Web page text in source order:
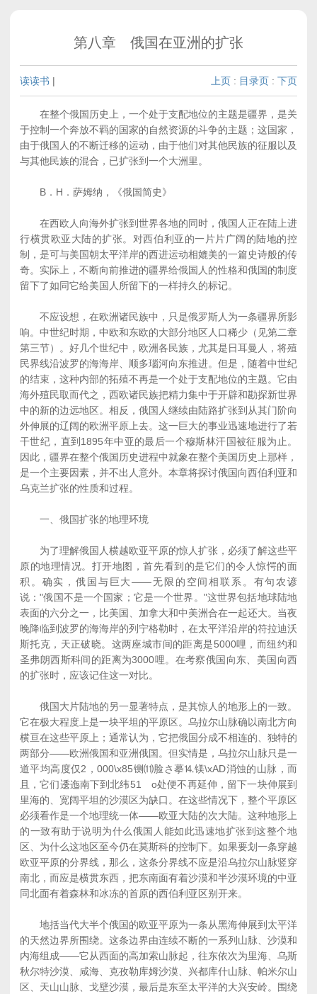
第八章 俄国在亚洲的扩张
读读书 | 上页 : 目录页 : 下页
在整个俄国历史上，一个处于支配地位的主题是疆界，是关
于控制一个奔放不羁的国家的自然资源的斗争的主题；这国家，
由于俄国人的不断迁移的运动，由于他们对其他民族的征服以及
与其他民族的混合，已扩张到一个大洲里。
B．H．萨姆纳，《俄国简史》
在西欧人向海外扩张到世界各地的同时，俄国人正在陆上进
行横贯欧亚大陆的扩张。对西伯利亚的一片片广阔的陆地的控
制，是可与美国朝太平洋岸的西进运动相媲美的一篇史诗般的传
奇。实际上，不断向前推进的疆界给俄国人的性格和俄国的制度
留下了如同它给美国人所留下的一样持久的标记。
不应设想，在欧洲诸民族中，只是俄罗斯人为一条疆界所影
响。中世纪时期，中欧和东欧的大部分地区人口稀少（见第二章
第三节）。好几个世纪中，欧洲各民族，尤其是日耳曼人，将殖
民界线沿波罗的海海岸、顺多瑙河向东推进。但是，随着中世纪
的结束，这种内部的拓殖不再是一个处于支配地位的主题。它由
海外殖民取而代之，西欧诸民族把精力集中于开辟和勘探新世界
中的新的边远地区。相反，俄国人继续由陆路扩张到从其门阶向
外伸展的辽阔的欧洲平原上去。这一巨大的事业迅速地进行了若
干世纪，直到1895年中亚的最后一个穆斯林汗国被征服为止。
因此，疆界在整个俄国历史进程中就象在整个美国历史上那样，
是一个主要因素，并不出人意外。本章将探讨俄国向西伯利亚和
乌克兰扩张的性质和过程。
一、俄国扩张的地理环境
为了理解俄国人横越欧亚平原的惊人扩张，必须了解这些平
原的地理情况。打开地图，首先看到的是它们的令人惊愕的面
积。确实，俄国与巨大――无限的空间相联系。有句农谚
说："俄国不是一个国家；它是一个世界。"这世界包括地球陆地
表面的六分之一，比美国、加拿大和中美洲合在一起还大。当夜
晚降临到波罗的海海岸的列宁格勒时，在太平洋沿岸的符拉迪沃
斯托克，天正破晓。这两座城市间的距离是5000哩，而纽约和
圣弗朗西斯科间的距离为3000哩。在考察俄国向东、美国向西
的扩张时，应该记住这一对比。
俄国大片陆地的另一显著特点，是其惊人的地形上的一致。
它在极大程度上是一块平坦的平原区。乌拉尔山脉确以南北方向
横亘在这些平原上；通常认为，它把俄国分成不相连的、独特的
两部分――欧洲俄国和亚洲俄国。但实情是，乌拉尔山脉只是一
道平均高度仅2，000\x85铡⑾脸さ摹⒕镁\xAD消蚀的山脉，而
且，它们逶迤南下到北纬51 o处便不再延伸，留下一块伸展到
里海的、宽阔平坦的沙漠区为缺口。在这些情况下，整个平原区
必须看作是一个地理统一体――欧亚大陆的次大陆。这种地形上
的一致有助于说明为什么俄国人能如此迅速地扩张到这整个地
区、为什么这地区至今仍在莫斯科的控制下。如果要划一条穿越
欧亚平原的分界线，那么，这条分界线不应是沿乌拉尔山脉竖穿
南北，而应是横贯东西，把东南面有着沙漠和半沙漠环境的中亚
同北面有着森林和冰冻的首原的西伯利亚区别开来。
地括当代大半个俄国的欧亚平原为一条从黑海伸展到太平洋
的天然边界所围绕。这条边界由连续不断的一系列山脉、沙漠和
内海组成――它从西面的高加索山脉起，往东依次为里海、乌斯
秋尔特沙漠、咸海、克孜勒库姆沙漠、兴都库什山脉、帕米尔山
区、天山山脉、戈壁沙漠，最后是东至太平洋的大兴安岭。围绕